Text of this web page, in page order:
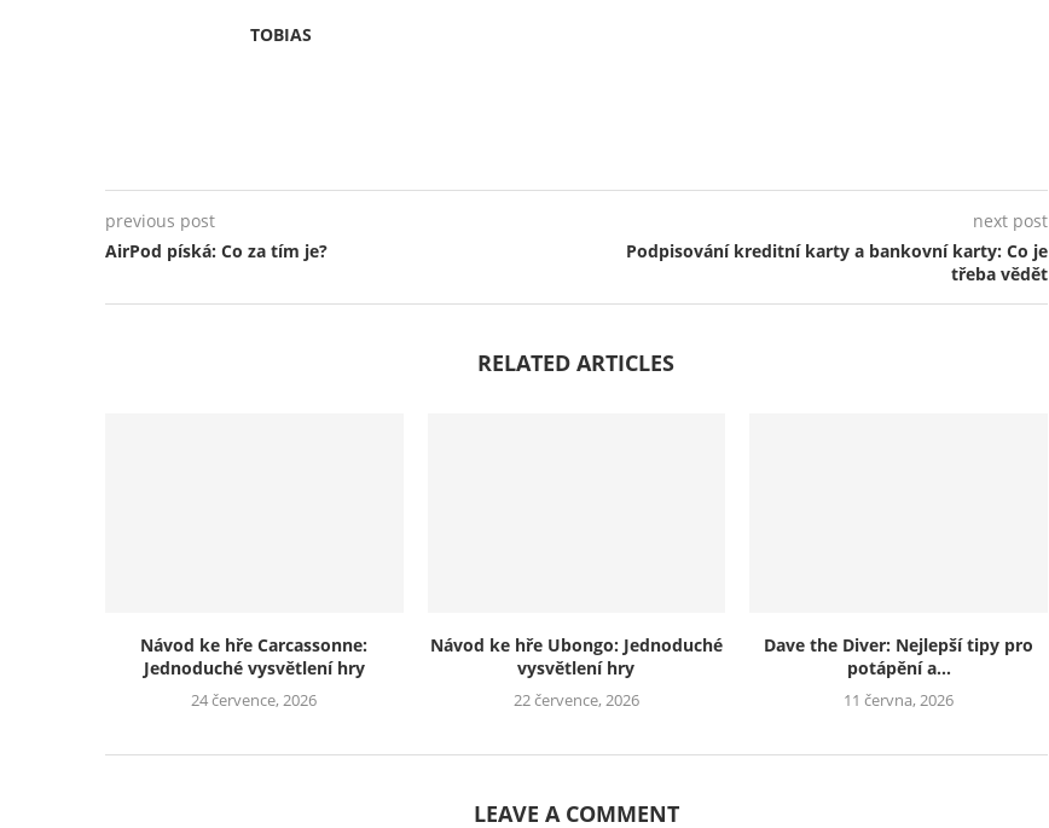
TOBIAS
previous post
AirPod píská: Co za tím je?
next post
Podpisování kreditní karty a bankovní karty: Co je
třeba vědět
RELATED ARTICLES
Návod ke hře Carcassonne:
Jednoduché vysvětlení hry
24 července, 2026
Návod ke hře Ubongo: Jednoduché
vysvětlení hry
22 července, 2026
Dave the Diver: Nejlepší tipy pro
potápění a...
11 června, 2026
LEAVE A COMMENT